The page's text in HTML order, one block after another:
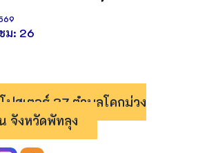
ม: 26
ปสเตอร์ 37 ตำบลโคกม่วง
จังหวัดพัทลุง